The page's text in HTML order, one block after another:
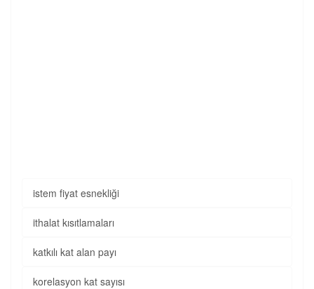
istem fiyat esnekliği
ithalat kısıtlamaları
katkılı kat alan payı
korelasyon kat sayısı